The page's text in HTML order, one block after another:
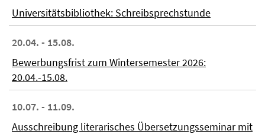
Universitätsbibliothek: Schreibsprechstunde
20.04. - 15.08.
Bewerbungsfrist zum Wintersemester 2026:
20.04.-15.08.
10.07. - 11.09.
Ausschreibung literarisches Übersetzungsseminar mit